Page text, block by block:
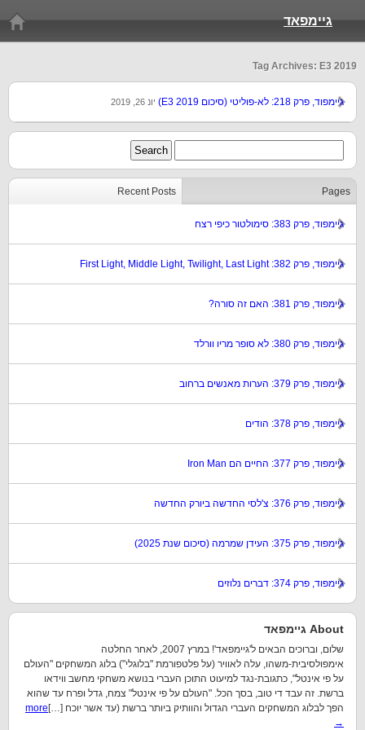
גיימפאד
Tag Archives: E3 2019
גיימפוד, פרק 218: לא-פוליטי (סיכום E3 2019) יונ 26, 2019
Recent Posts Pages
גיימפוד, פרק 383: סימולטור כיפי רצח
גיימפוד, פרק 382: First Light, Middle Light, Twilight, Last Light
גיימפוד, פרק 381: האם זה סורה?
גיימפוד, פרק 380: לא סופר מריו וורלד
גיימפוד, פרק 379: הערות מאנשים ברחוב
גיימפוד, פרק 378: הודים
גיימפוד, פרק 377: החיים הם Iron Man
גיימפוד, פרק 376: צ'לסי החדשה ביורק החדשה
גיימפוד, פרק 375: העידן שמרמה (סיכום שנת 2025)
גיימפוד, פרק 374: דברים נלוזים
About גיימפאד
שלום, וברוכים הבאים ל'גיימפאד'! במרץ 2007, לאחר החלטה
אימפולסיבית-משהו, עלה לאוויר (על פלטפורמת "בלוגלי") בלוג המשחקים "העולם
על פי אינטל", כתגובת-נגד למיעוט התוכן העברי בנושא משחקי מחשב ווידאו
ברשת. זה עבד די טוב, בסך הכל. "העולם על פי אינטל" צמח, גדל ופרח עד שהוא
הפך לבלוג המשחקים העברי הגדול והוותיק ביותר ברשת (עד אשר יוכח […] more
→